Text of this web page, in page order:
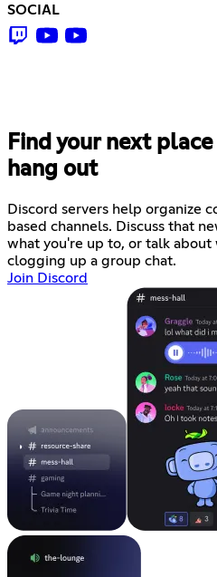
SOCIAL
Find your next
hang out
Discord servers help organize
based channels. Discuss that
what you're up to, or talk
clogging up a group chat.
Join Discord